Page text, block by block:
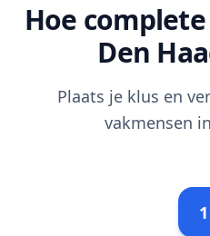
Hoe
Den
Plaats je klus en
vakmensen
1